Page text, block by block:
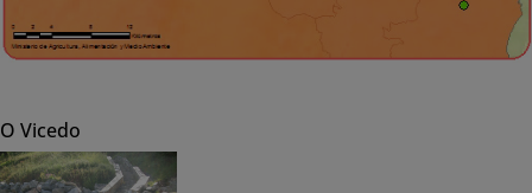
O Vicedo